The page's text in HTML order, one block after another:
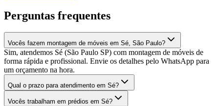
Perguntas frequentes
Vocês fazem montagem de móveis em Sé, São Paulo?
Sim, atendemos Sé (São Paulo SP) com montagem de móveis de
forma rápida e profissional. Envie os detalhes pelo WhatsApp para
um orçamento na hora.
Qual o prazo para atendimento em Sé?
Vocês trabalham em prédios em Sé?